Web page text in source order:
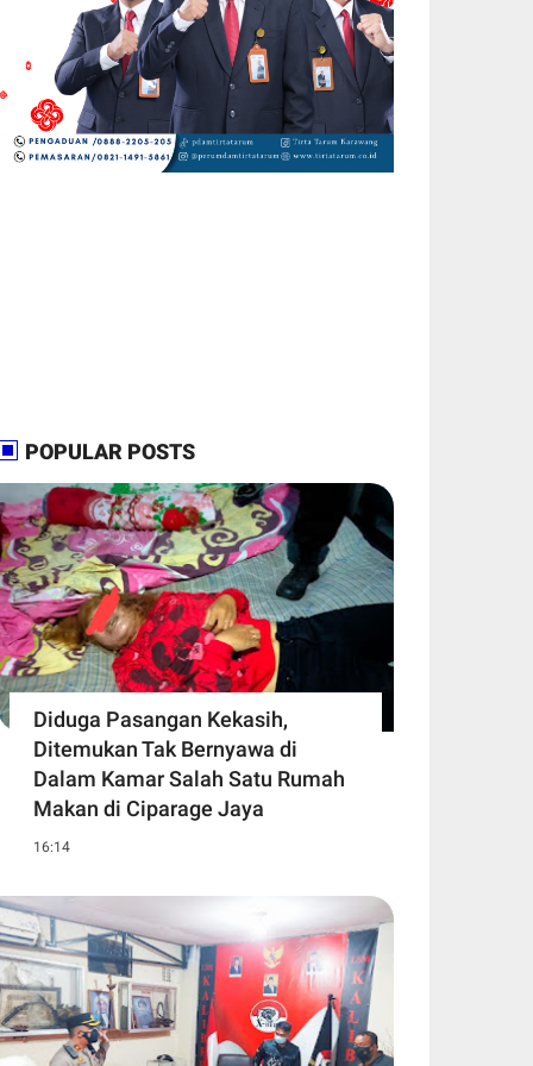
POPULAR POSTS
Diduga Pasangan Kekasih,
Ditemukan Tak Bernyawa di
Dalam Kamar Salah Satu Rumah
Makan di Ciparage Jaya
16:14